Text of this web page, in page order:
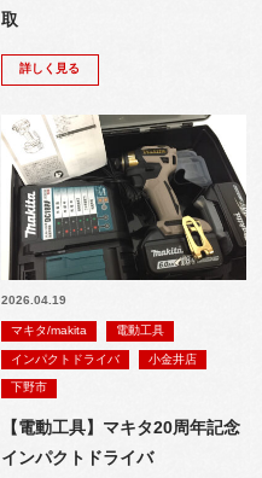
取
詳しく見る
2026.04.19
マキタ/makita 電動工具
インパクトドライバ 小金井店
下野市
【電動工具】マキタ20周年記念
インパクトドライバ